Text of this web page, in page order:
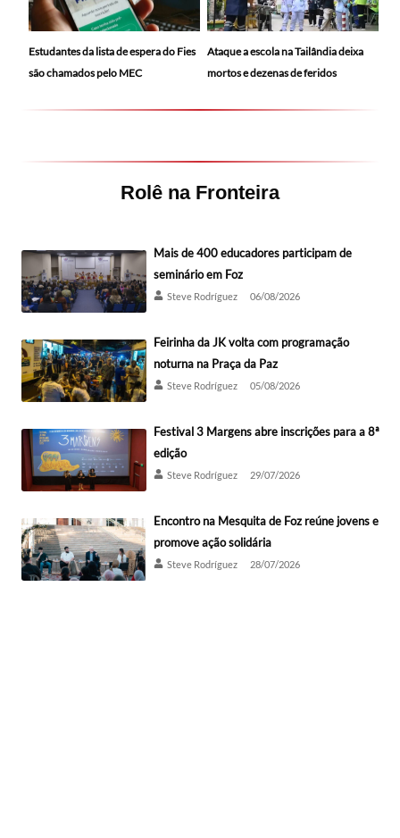
Estudantes da lista de espera do Fies
são chamados pelo MEC
Ataque a escola na Tailândia deixa
mortos e dezenas de feridos
Rolê na Fronteira
Mais de 400 educadores participam de
seminário em Foz
Steve Rodríguez 06/08/2026
Feirinha da JK volta com programação
noturna na Praça da Paz
Steve Rodríguez 05/08/2026
Festival 3 Margens abre inscrições para a 8ª
edição
Steve Rodríguez 29/07/2026
Encontro na Mesquita de Foz reúne jovens e
promove ação solidária
Steve Rodríguez 28/07/2026